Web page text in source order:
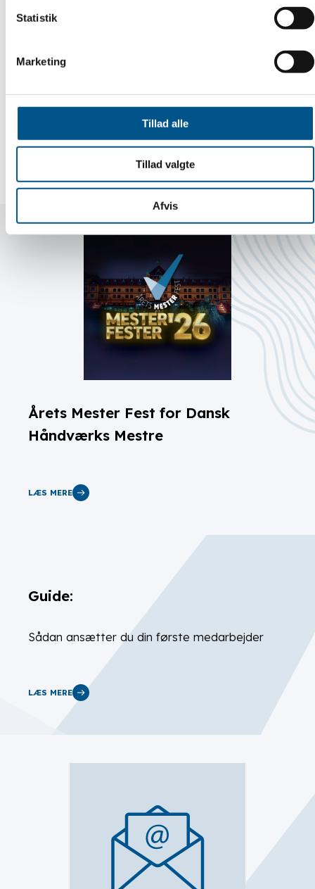
Statistik
Marketing
Tillad alle
Tillad valgte
Afvis
gulve og kældre
med udfordringer fra praksis, regler, krav – og
gøre selv.
Årets Mester Fest for Dansk
Håndværks Mestre
LÆS MERE
Guide:
Sådan ansætter du din første medarbejder
LÆS MERE